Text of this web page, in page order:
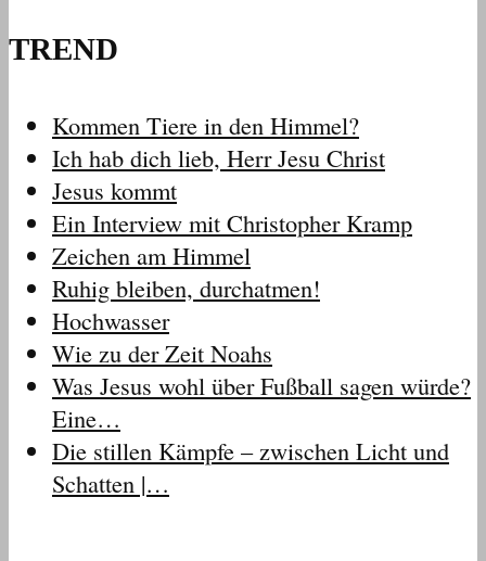
TREND
Kommen Tiere in den Himmel?
Ich hab dich lieb, Herr Jesu Christ
Jesus kommt
Ein Interview mit Christopher Kramp
Zeichen am Himmel
Ruhig bleiben, durchatmen!
Hochwasser
Wie zu der Zeit Noahs
Was Jesus wohl über Fußball sagen würde?
Eine…
Die stillen Kämpfe – zwischen Licht und
Schatten |…